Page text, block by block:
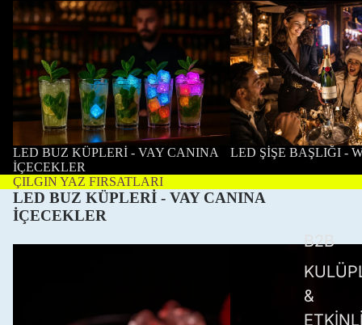
B2B
&
LED BUZ KÜPLERİ - VAY CANINA
İÇECEKLER
LED BUZ KÜPLERİ - VAY CANINA
İÇECEKLER
LED ŞİŞE BAŞLIĞI -
LED ŞİŞE BAŞLIĞI -
ÇILGIN YAZ FIRSATLARI
LED BUZ KÜPLERİ - VAY CANINA
İÇECEKLER
Top